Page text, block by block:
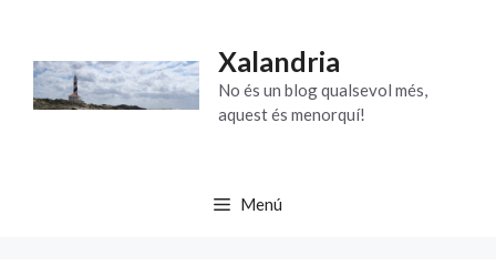
contingut
Xalandria
No és un blog qualsevol més,
aquest és menorquí!
Menú